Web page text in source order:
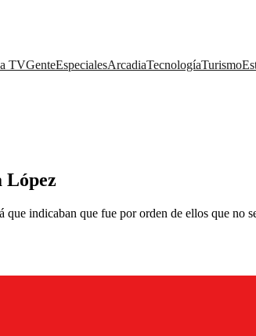
TVGenteEspecialesArcadiaTecnologíaTurismo
López
indicaban que fue por orden de ellos que no